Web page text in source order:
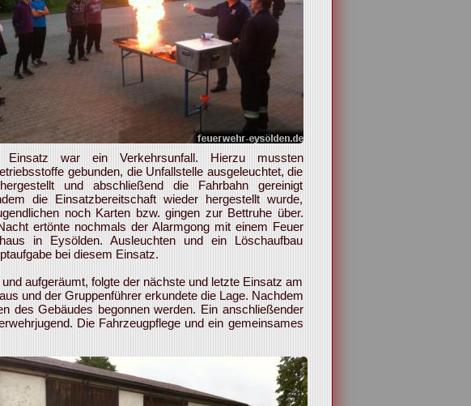
Einsatz war ein Verkehrsunfall. Hierzu mussten
gebunden, die Unfallstelle ausgeleuchtet, die
und abschließend die Fahrbahn gereinigt
die Einsatzbereitschaft wieder hergestellt wurde,
noch Karten bzw. gingen zur Bettruhe über.
ertönte nochmals der Alarmgong mit einem Feuer
in Eysölden. Ausleuchten und ein Löschaufbau
bei diesem Einsatz.
aufgeräumt, folgte der nächste und letzte Einsatz am
und der Gruppenführer erkundete die Lage. Nachdem
des Gebäudes begonnen werden. Ein anschließender
Die Fahrzeugpflege und ein gemeinsames